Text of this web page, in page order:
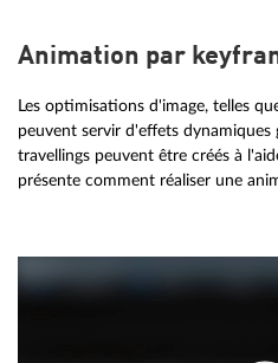
Animation par
Les optimisations d'image, telles
peuvent servir d'effets dynamiques
travellings peuvent être créés à
présente comment réaliser une